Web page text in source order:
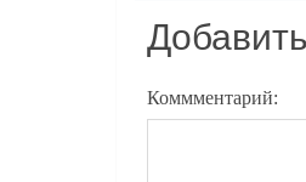
Коммментарий: